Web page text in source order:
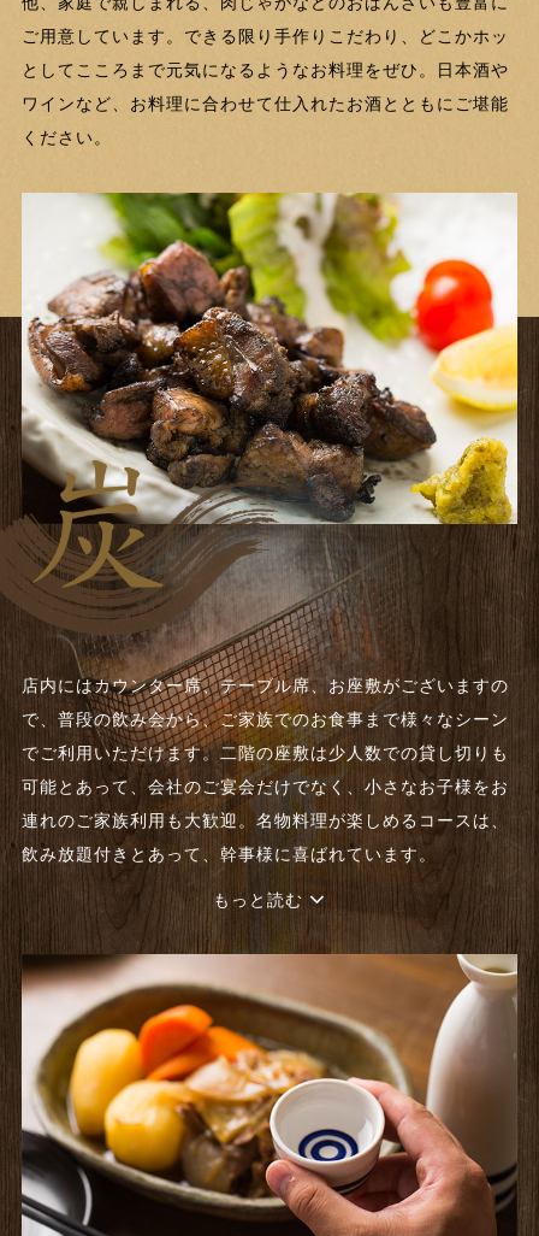
ご用意しています。できる限り手作りこだわり、どこかホッ
としてこころまで元気になるようなお料理をぜひ。日本酒や
ワインなど、お料理に合わせて仕入れたお酒とともにご堪能
ください。
店内にはカウンター席、テーブル席、お座敷がございますの
で、普段の飲み会から、ご家族でのお食事まで様々なシーン
でご利用いただけます。二階の座敷は少人数での貸し切りも
可能とあって、会社のご宴会だけでなく、小さなお子様をお
連れのご家族利用も大歓迎。名物料理が楽しめるコースは、
飲み放題付きとあって、幹事様に喜ばれています。
もっと読む